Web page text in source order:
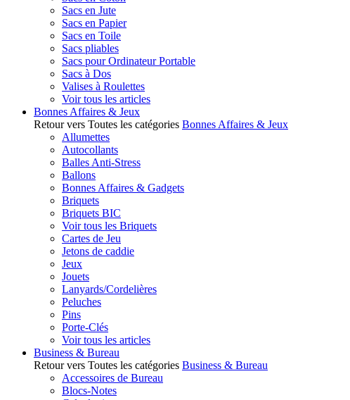
Sacs en Jute
Sacs en Papier
Sacs en Toile
Sacs pliables
Sacs pour Ordinateur Portable
Sacs à Dos
Valises à Roulettes
Voir tous les articles
Bonnes Affaires & Jeux
Retour vers Toutes les catégories Bonnes Affaires & Jeux
Allumettes
Autocollants
Balles Anti-Stress
Ballons
Bonnes Affaires & Gadgets
Briquets
Briquets BIC
Voir tous les Briquets
Cartes de Jeu
Jetons de caddie
Jeux
Jouets
Lanyards/Cordelières
Peluches
Pins
Porte-Clés
Voir tous les articles
Business & Bureau
Retour vers Toutes les catégories Business & Bureau
Accessoires de Bureau
Blocs-Notes